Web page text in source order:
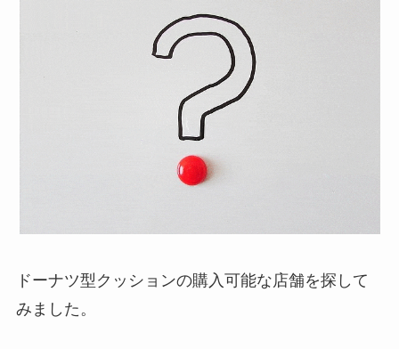
ドーナツ型クッションの購入可能な店舗を探して
みました。